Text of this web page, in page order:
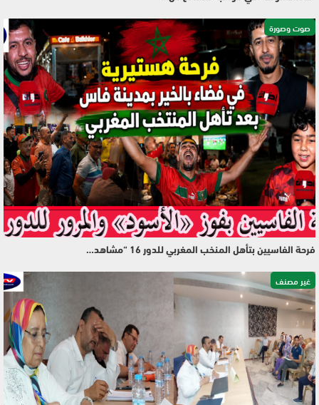
صوت وصورة
فرحة الفاسيين بتأهل المنخب المغربي للدور 16 “مشاهد…
غير مصنف